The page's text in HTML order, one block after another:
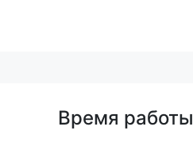
Время работы